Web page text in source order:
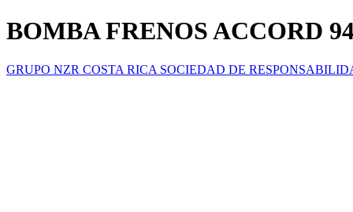
BOMBA FRENOS ACCORD
GRUPO NZR COSTA RICA SOCIEDAD DE